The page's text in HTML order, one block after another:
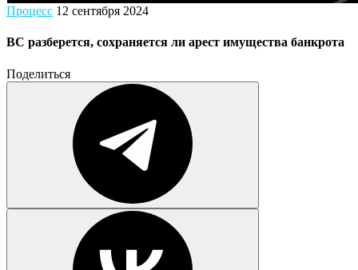
Процесс 12 сентября 2024
ВС разберется, сохраняется ли арест имущества банкрота
Поделиться